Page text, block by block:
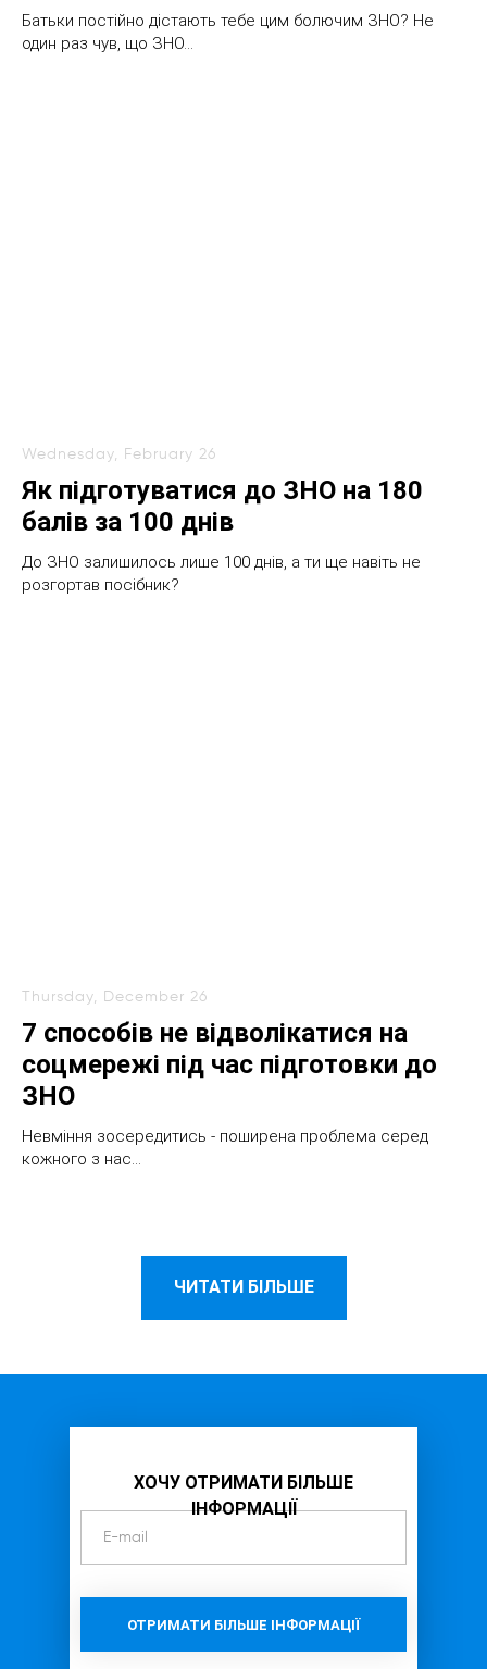
Батьки постійно дістають тебе цим болючим ЗНО? Не
один раз чув, що ЗНО...
Wednesday, February 26
Як підготуватися до ЗНО на 180
балів за 100 днів
До ЗНО залишилось лише 100 днів, а ти ще навіть не
розгортав посібник?
Thursday, December 26
7 способів не відволікатися на
соцмережі під час підготовки до
ЗНО
Невміння зосередитись - поширена проблема серед
кожного з нас...
ЧИТАТИ БІЛЬШЕ
ОТРИМАТИ БІЛЬШЕ ІНФОРМАЦІЇ
ХОЧУ ОТРИМАТИ БІЛЬШЕ
ІНФОРМАЦІЇ